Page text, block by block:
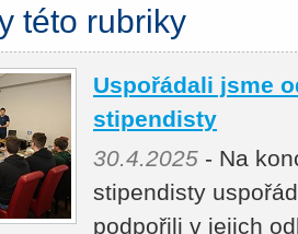
této rubriky
Uspořádali jsme
stipendisty
30.4.2025 - Na
stipendisty
podpořili v jejich